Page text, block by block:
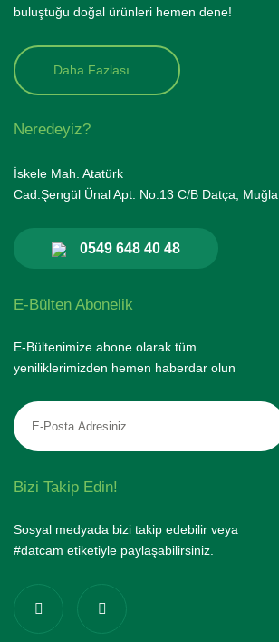
buluştuğu doğal ürünleri hemen dene!
Daha Fazlası...
Neredeyiz?
İskele Mah. Atatürk
Cad.Şengül Ünal Apt. No:13 C/B Datça, Muğla
0549 648 40 48
E-Bülten Abonelik
E-Bültenimize abone olarak tüm
yeniliklerimizden hemen haberdar olun
Bizi Takip Edin!
Sosyal medyada bizi takip edebilir veya
#datcam etiketiyle paylaşabilirsiniz.